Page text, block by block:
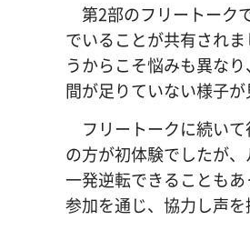
第2部のフリートーク
でいることが共有され
うからこそ悩みも異な
間が足りていない様子が
フリートークに続い
の方が初体験でしたが
一発逆転できることも
参加を通じ、協力し声